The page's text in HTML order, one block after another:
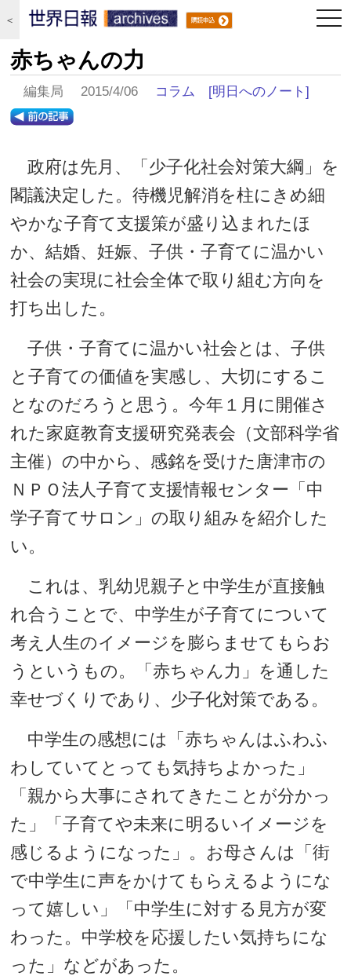
＜
赤ちゃんの力
編集局 2015/4/06 コラム [明日へのノート]
政府は先月、「少子化社会対策大綱」を
閣議決定した。待機児解消を柱にきめ細
やかな子育て支援策が盛り込まれたほ
か、結婚、妊娠、子供・子育てに温かい
社会の実現に社会全体で取り組む方向を
打ち出した。
子供・子育てに温かい社会とは、子供
と子育ての価値を実感し、大切にするこ
となのだろうと思う。今年１月に開催さ
れた家庭教育支援研究発表会（文部科学省
主催）の中から、感銘を受けた唐津市の
ＮＰＯ法人子育て支援情報センター「中
学子育てサロン」の取り組みを紹介した
い。
これは、乳幼児親子と中学生が直接触
れ合うことで、中学生が子育てについて
考え人生のイメージを膨らませてもらお
うというもの。「赤ちゃん力」を通した
幸せづくりであり、少子化対策である。
中学生の感想には「赤ちゃんはふわふ
わしていてとっても気持ちよかった」
「親から大事にされてきたことが分かっ
た」「子育てや未来に明るいイメージを
感じるようになった」。お母さんは「街
で中学生に声をかけてもらえるようにな
って嬉しい」「中学生に対する見方が変
わった。中学校を応援したい気持ちにな
った」などがあった。